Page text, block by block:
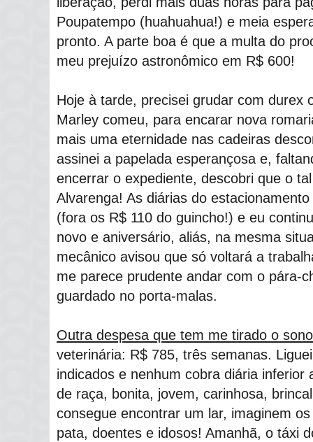
Poupatempo (huahuahua!) e meia
pronto. A parte boa é que a multa do
meu prejuízo astronômico em R$ 600!
Hoje à tarde, precisei grudar com durex
Marley comeu, para encarar nova
mais uma eternidade nas cadeiras
assinei a papelada esperançosa e,
encerrar o expediente, descobri que o
Alvarenga! As diárias do
(fora os R$ 110 do guincho!) e eu
novo e aniversário, aliás, na mesma
mecânico avisou que só voltará a
me parece prudente andar com o pára-
guardado no porta-malas.
Outra despesa que tem me tirado o
veterinária: R$ 785, três semanas.
indicados e nenhum cobra diária inferior
de raça, bonita, jovem, carinhosa,
consegue encontrar um lar, imaginem
pata, doentes e idosos! Amanhã, o táxi